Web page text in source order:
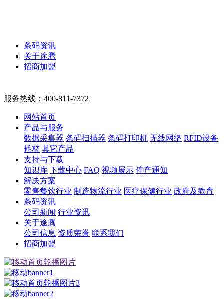
条码资讯
关于途腾
招商加盟
服务热线： 400-811-7372
网站首页
产品与服务
数据采集器 条码扫描器 条码打印机 无线网络 RFID设备
耗材 其它产品
支持与下载
知识库 下载中心 FAQ 视频展示 停产通知
解决方案
零售餐饮行业 制造物流行业 医疗保健行业 政府及教育
条码资讯
公司新闻 行业资讯
关于途腾
公司信息 资质荣誉 联系我们
招商加盟